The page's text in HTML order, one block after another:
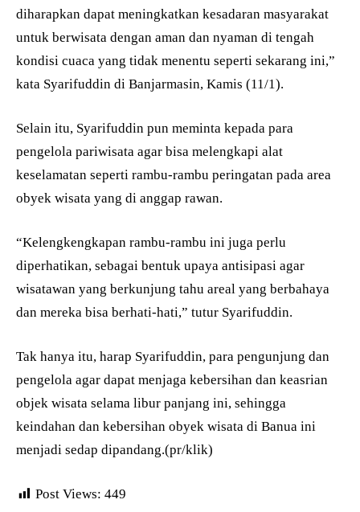
diharapkan dapat meningkatkan kesadaran masyarakat
untuk berwisata dengan aman dan nyaman di tengah
kondisi cuaca yang tidak menentu seperti sekarang ini,”
kata Syarifuddin di Banjarmasin, Kamis (11/1).
Selain itu, Syarifuddin pun meminta kepada para
pengelola pariwisata agar bisa melengkapi alat
keselamatan seperti rambu-rambu peringatan pada area
obyek wisata yang di anggap rawan.
“Kelengkengkapan rambu-rambu ini juga perlu
diperhatikan, sebagai bentuk upaya antisipasi agar
wisatawan yang berkunjung tahu areal yang berbahaya
dan mereka bisa berhati-hati,” tutur Syarifuddin.
Tak hanya itu, harap Syarifuddin, para pengunjung dan
pengelola agar dapat menjaga kebersihan dan keasrian
objek wisata selama libur panjang ini, sehingga
keindahan dan kebersihan obyek wisata di Banua ini
menjadi sedap dipandang.(pr/klik)
Post Views: 449